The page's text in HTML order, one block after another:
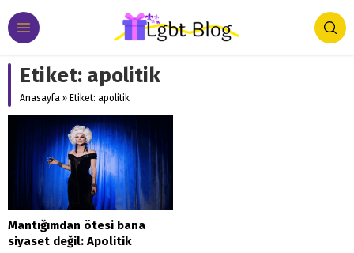
Etiket: apolitik
Anasayfa » Etiket: apolitik
Mantığımdan ötesi bana
siyaset değil: Apolitik